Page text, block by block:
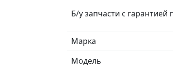
Б/у запчасти с
Марка
Модель